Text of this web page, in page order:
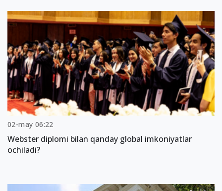
02-may 06:22
Webster diplomi bilan qanday global imkoniyatlar
ochiladi?